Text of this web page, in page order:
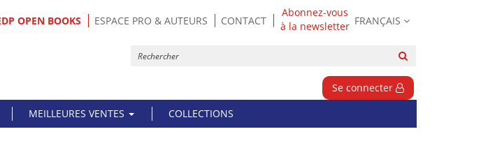
OPEN BOOKS ESPACE PRO & AUTEURS CONTACT
Abonnez-vous
à la newsletter FRANÇAIS
Se connecter
MEILLEURES VENTES COLLECTIONS